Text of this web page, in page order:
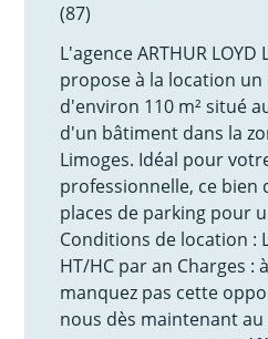
(87)
L'agence ARTHUR LOYD
propose à la location
d'environ 110 m² situé
d'un bâtiment dans la
Limoges. Idéal pour
professionnelle, ce bien
places de parking pour
Conditions de location :
HT/HC par an Charges :
manquez pas cette
nous dès maintenant au